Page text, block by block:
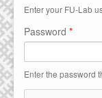
Enter your FU-Lab
Password *
Enter the password